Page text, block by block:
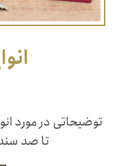
توضیحاتی در مورد
تا صد